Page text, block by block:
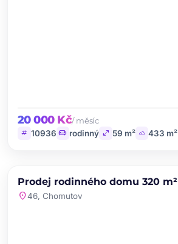
20 000 Kč/ měsíc
tag 10936 chair rodinný open_in_full 59 m² landscape 433 m²
PRODEJ
Prodej rodinného domu 320 m²
location_on46, Chomutov